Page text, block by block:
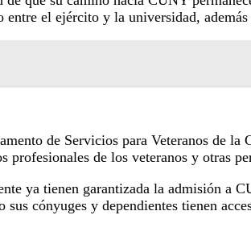
el ejército y la universidad,
de Servicios para Veteranos de
de los veteranos y otras
ya tienen garantizada la admisión a
cónyuges y dependientes tienen